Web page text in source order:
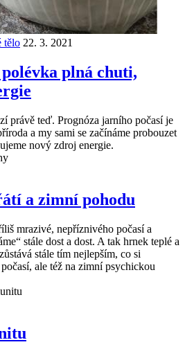
tělo 22. 3. 2021
plná chuti,
právě teď. Prognóza jarního počasí je
a my sami se začínáme probouzet
nový zdroj energie.
a zimní pohodu
mrazivé, nepříznivého počasí a
stále dost a dost. A tak hrnek teplé a
stále tím nejlepším, co si
ale též na zimní psychickou